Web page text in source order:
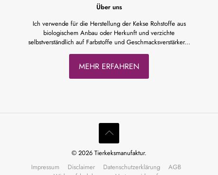
Über uns
Ich verwende für die Herstellung der Kekse Rohstoffe aus
biologischem Anbau oder Herkunft und verzichte
selbstverständlich auf Farbstoffe und Geschmacksverstärker...
MEHR ERFAHREN
© 2026 Tierkeksmanufaktur.
Impressum
Disclaimer Datenschutzerklärung
AGB